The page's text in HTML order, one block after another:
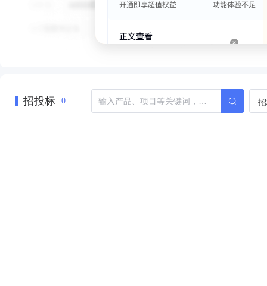
招投标 0